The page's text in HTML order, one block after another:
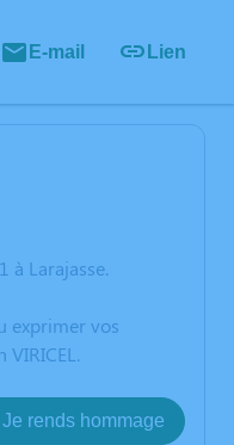
E-mail Lien
à Larajasse.
exprimer vos
Je rends hommage